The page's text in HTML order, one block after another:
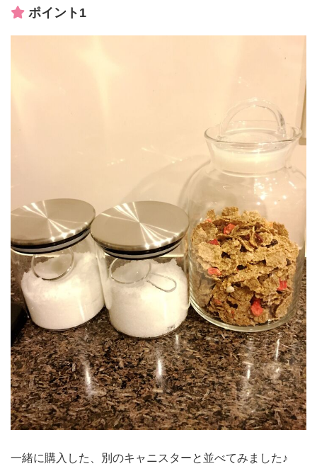
ポイント1
一緒に購入した、別のキャニスターと並べてみました♪